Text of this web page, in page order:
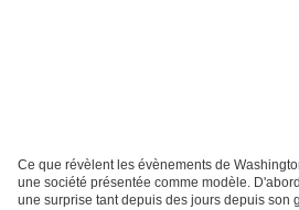
Ce que révèlent les évènements de
une société présentée comme modèle.
une surprise tant depuis des jours depuis son